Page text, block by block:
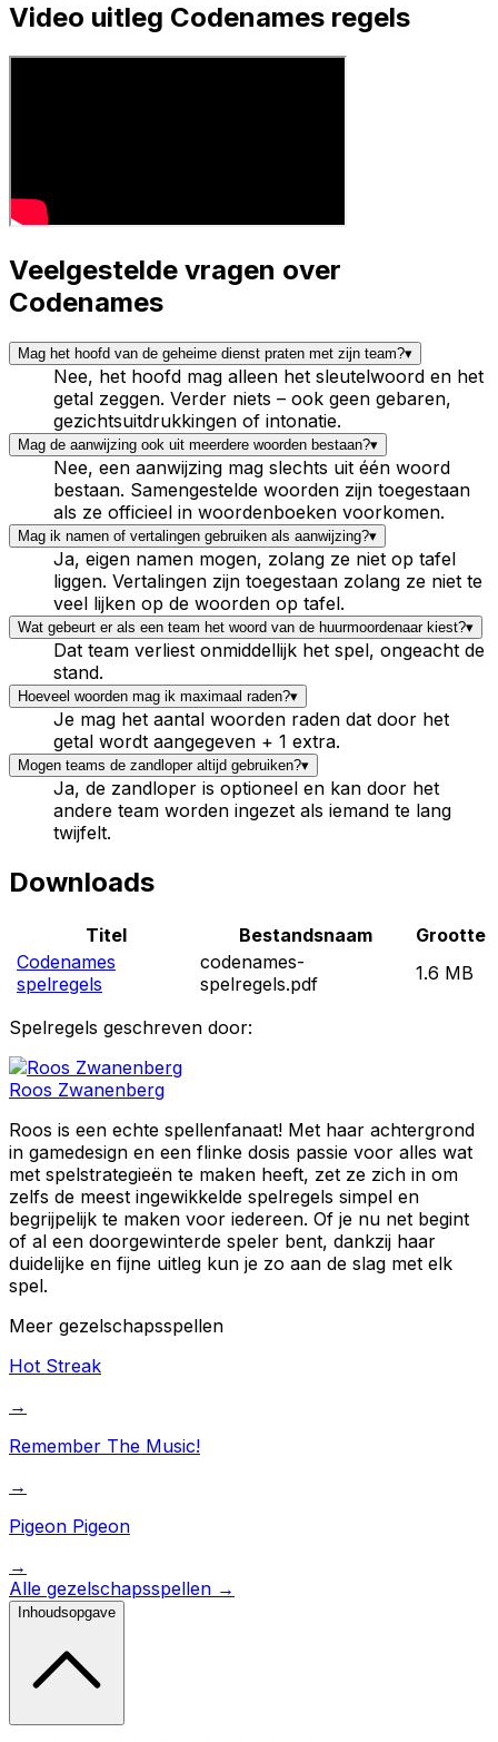
Video uitleg Codenames regels
Veelgestelde vragen over
Codenames
Mag het hoofd van de geheime dienst praten met zijn team?▾
Nee, het hoofd mag alleen het sleutelwoord en het
getal zeggen. Verder niets – ook geen gebaren,
gezichtsuitdrukkingen of intonatie.
Mag de aanwijzing ook uit meerdere woorden bestaan?▾
Nee, een aanwijzing mag slechts uit één woord
bestaan. Samengestelde woorden zijn toegestaan
als ze officieel in woordenboeken voorkomen.
Mag ik namen of vertalingen gebruiken als aanwijzing?▾
Ja, eigen namen mogen, zolang ze niet op tafel
liggen. Vertalingen zijn toegestaan zolang ze niet te
veel lijken op de woorden op tafel.
Wat gebeurt er als een team het woord van de huurmoordenaar kiest?▾
Dat team verliest onmiddellijk het spel, ongeacht de
stand.
Hoeveel woorden mag ik maximaal raden?▾
Je mag het aantal woorden raden dat door het
getal wordt aangegeven + 1 extra.
Mogen teams de zandloper altijd gebruiken?▾
Ja, de zandloper is optioneel en kan door het
andere team worden ingezet als iemand te lang
twijfelt.
Downloads
Titel Bestandsnaam
Grootte
Codenames
spelregels
codenames-
spelregels.pdf
1.6 MB
Spelregels geschreven door:
Roos Zwanenberg
Roos is een echte spellenfanaat! Met haar achtergrond
in gamedesign en een flinke dosis passie voor alles wat
met spelstrategieën te maken heeft, zet ze zich in om
zelfs de meest ingewikkelde spelregels simpel en
begrijpelijk te maken voor iedereen. Of je nu net begint
of al een doorgewinterde speler bent, dankzij haar
duidelijke en fijne uitleg kun je zo aan de slag met elk
spel.
Meer gezelschapsspellen
Hot Streak
→
Remember The Music!
→
Pigeon Pigeon
→
Alle gezelschapsspellen →
Inhoudsopgave